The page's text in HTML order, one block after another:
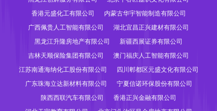
香港元盛化工有限公司
内蒙古华宇智能制造有限公司
广西佩贵人工智能有限公司
湖北宜昌正兴建材有限公司
黑龙江升隆房地产有限公司
新疆西展证券有限公司
吉林天顺保险集团有限公司
澳门福庆人工智能有限公司
江苏南通海纳化工股份有限公司
四川郫都区元盛文化有限公司
广东珠海立达新材料有限公司
宁夏信诺环保股份有限公司
陕西西联汽车有限公司
香港正兴金融有限公司